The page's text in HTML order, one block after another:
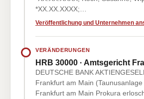
*XX.XX.XXXX;…
Veröffentlichung und Unternehmen
VERÄNDERUNGEN
HRB 30000 · Amtsgericht
DEUTSCHE BANK
Frankfurt am Main
Frankfurt am Main Prokura